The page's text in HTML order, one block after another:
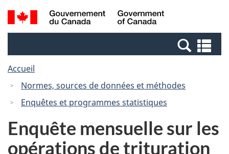
Passer
au
Passer
à
Canada
Recherche
et
et
Accueil
Normes, sources de données et méthodes
Enquêtes et programmes statistiques
Enquête mensuelle sur les
opérations de trituration